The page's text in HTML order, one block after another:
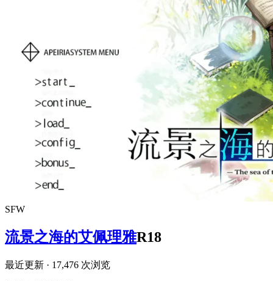
SFW
流景之海的艾佩理雅R18
最近更新 · 17,476 次浏览